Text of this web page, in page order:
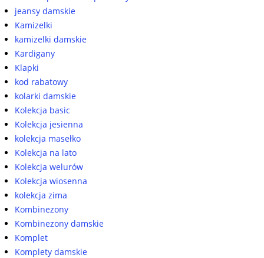
jeansy damskie
Kamizelki
kamizelki damskie
Kardigany
Klapki
kod rabatowy
kolarki damskie
Kolekcja basic
Kolekcja jesienna
kolekcja masełko
Kolekcja na lato
Kolekcja welurów
Kolekcja wiosenna
kolekcja zima
Kombinezony
Kombinezony damskie
Komplet
Komplety damskie